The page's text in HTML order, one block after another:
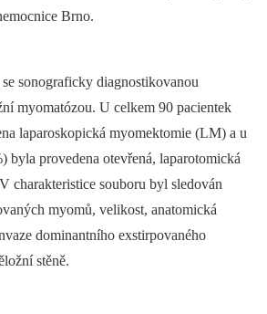
Brno.
sonograficky diagnostikovanou
myomatózou. U celkem 90 pacientek
laparoskopická myomektomie (LM) a u
byla provedena otevřená, laparotomická
charakteristice souboru byl sledován
myomů, velikost, anatomická
dominantního exstirpovaného
stěně.